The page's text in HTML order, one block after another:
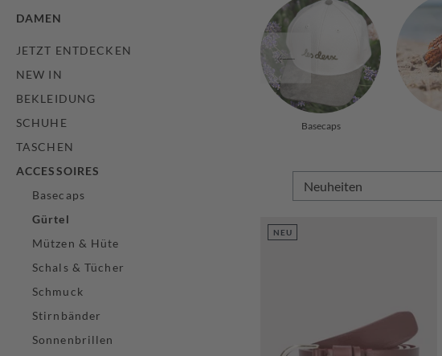
DAMEN
JETZT ENTDECKEN
NEW IN
BEKLEIDUNG
SCHUHE
TASCHEN
ACCESSOIRES
Basecaps
Gürtel
Mützen & Hüte
Schals & Tücher
Schmuck
Stirnbänder
Sonnenbrillen
Basecaps
NEU